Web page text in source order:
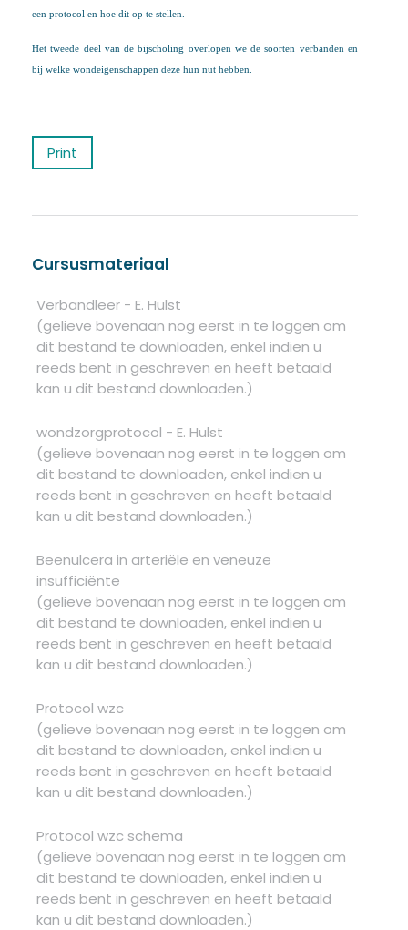
een protocol en hoe dit op te stellen.
Het tweede deel van de bijscholing overlopen we de soorten verbanden en
bij welke wondeigenschappen deze hun nut hebben.
Print
Cursusmateriaal
Verbandleer - E. Hulst
(gelieve bovenaan nog eerst in te loggen om
dit bestand te downloaden, enkel indien u
reeds bent in geschreven en heeft betaald
kan u dit bestand downloaden.)
wondzorgprotocol - E. Hulst
(gelieve bovenaan nog eerst in te loggen om
dit bestand te downloaden, enkel indien u
reeds bent in geschreven en heeft betaald
kan u dit bestand downloaden.)
Beenulcera in arteriële en veneuze
insufficiënte
(gelieve bovenaan nog eerst in te loggen om
dit bestand te downloaden, enkel indien u
reeds bent in geschreven en heeft betaald
kan u dit bestand downloaden.)
Protocol wzc
(gelieve bovenaan nog eerst in te loggen om
dit bestand te downloaden, enkel indien u
reeds bent in geschreven en heeft betaald
kan u dit bestand downloaden.)
Protocol wzc schema
(gelieve bovenaan nog eerst in te loggen om
dit bestand te downloaden, enkel indien u
reeds bent in geschreven en heeft betaald
kan u dit bestand downloaden.)